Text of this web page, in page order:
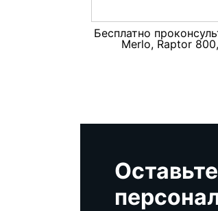
Бесплатно
Merlo, Raptor